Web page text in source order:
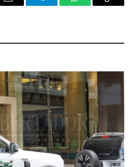
Email TelegramWhatsAppCopy